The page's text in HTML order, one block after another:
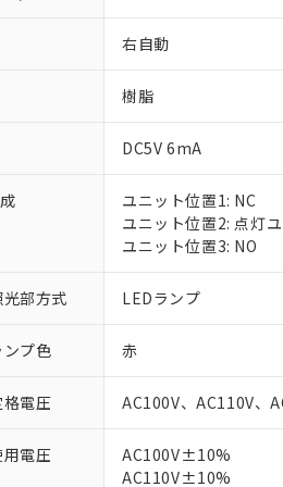
右自動
樹脂
DC5V 6mA
ユニット位置1: NC
ユニット位置2: 点灯
ユニット位置3: NO
光部方式 LEDランプ
ンプ色 赤
格電圧 AC100V、AC110V、
用電圧
AC100V±10%
AC110V±10%
※1 対応状況